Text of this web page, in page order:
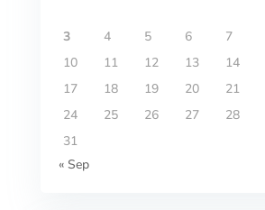
3
4 5 6 7
10
11 12 13 14
17
18 19 20 21
24
25 26 27 28
31
« Sep